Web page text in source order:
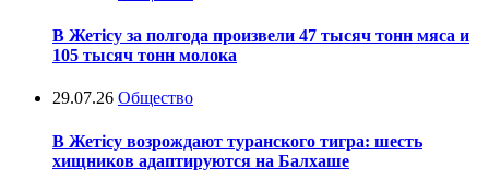
В Жетісу за полгода произвели 47 тысяч тонн мяса и
105 тысяч тонн молока
29.07.26 Общество
В Жетісу возрождают туранского тигра: шесть
хищников адаптируются на Балхаше